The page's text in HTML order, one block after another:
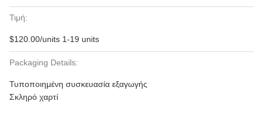
Τιμή:
$120.00/units 1-19 units
Packaging Details:
Τυποποιημένη συσκευασία εξαγωγής
Σκληρό χαρτί